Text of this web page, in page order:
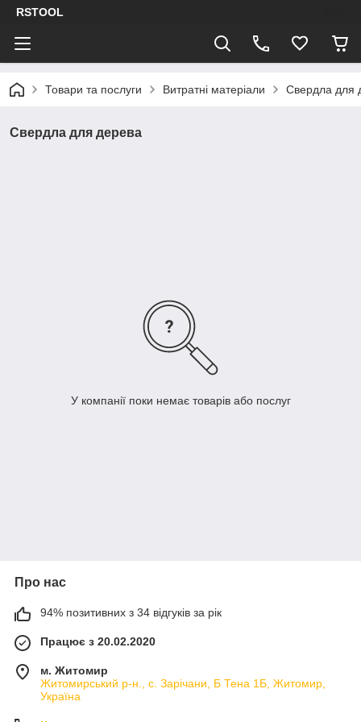
RSTOOL
Товари та послуги Витратні матеріали Свердла для
Свердла для дерева
У компанії поки немає товарів або послуг
Про нас
94% позитивних з 34 відгуків за рік
Працює з 20.02.2020
м. Житомир
Житомирський р-н., с. Зарічани, Б Тена 1Б, Житомир,
Україна